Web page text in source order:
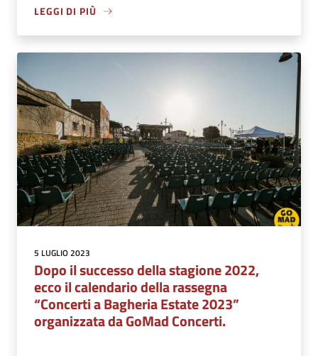
LEGGI DI PIÙ
5 LUGLIO 2023
Dopo il successo della stagione 2022,
ecco il calendario della rassegna
“Concerti a Bagheria Estate 2023”
organizzata da GoMad Concerti.